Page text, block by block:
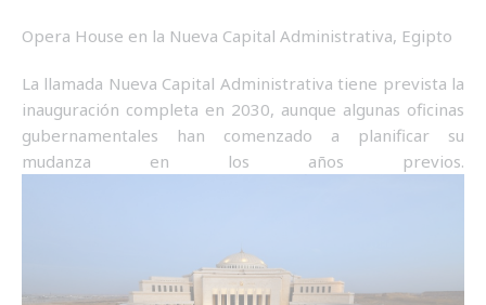
Opera House en la Nueva Capital Administrativa, Egipto
La llamada Nueva Capital Administrativa tiene prevista la
inauguración completa en 2030, aunque algunas oficinas
gubernamentales han comenzado a planificar su
mudanza en los años previos.